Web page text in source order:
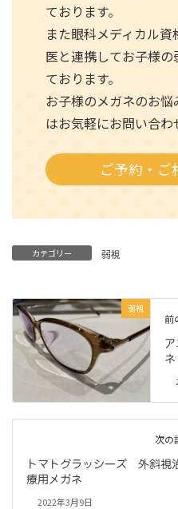
ております。
また眼科メディカル
医と連携してお子様
ております。
お子様のメガネのお
はお気軽にお問い合わ
ご予約・ご
カテゴリー 弱視
弱視
前
ネ
次の
トマトグラッシーズ 外斜視
療用メガネ
2022年3月9日